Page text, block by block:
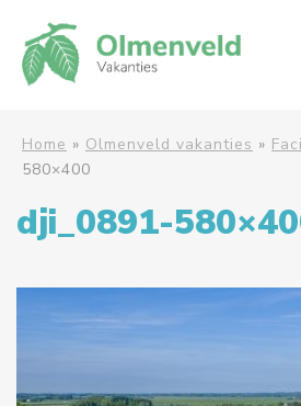
Home » Olmenveld vakanties »
580×400
dji_0891-